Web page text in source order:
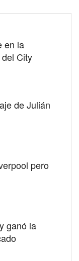
en la
City
de Julián
pero
ganó la